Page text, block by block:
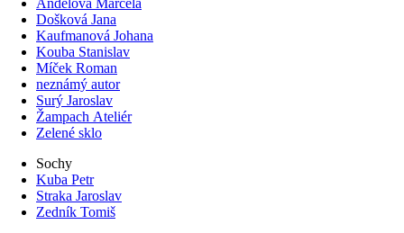
Došková Jana
Kaufmanová Johana
Kouba Stanislav
Míček Roman
neznámý autor
Surý Jaroslav
Žampach Ateliér
Zelené sklo
Sochy
Kuba Petr
Straka Jaroslav
Zedník Tomiš